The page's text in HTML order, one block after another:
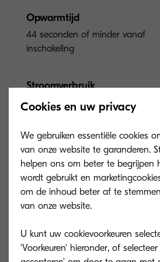
Opwarmtijd
44 seconden of minder vanaf
inschakeling
Stroomverbruik
kopiëren/printen: zwart-wit 1.310
1.360 W spaarstand: 110 W
W slaapstand: 1 W
Cookies en uw privacy
We gebruiken essentiële cookies
van onze website te garanderen.
helpen ons om beter te begrijpen
wordt gebruikt en
om de inhoud beter af te
van onze website.
U kunt uw cookievoorkeuren
'Voorkeuren' hieronder, of